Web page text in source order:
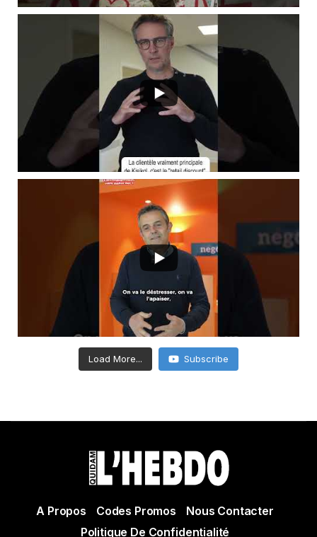
Load More... Subscribe
A Propos Codes Promos
Nous Contacter
Politique De Confidentialité